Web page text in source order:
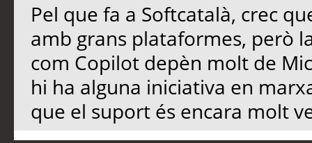
Pel que fa a Softcatalà, crec
amb grans plataformes, però
com Copilot depèn molt de
hi ha alguna iniciativa en
que el suport és encara molt